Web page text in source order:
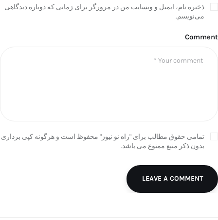
ذخیره نام، ایمیل و وبسایت من در مرورگر برای زمانی که دوباره دیدگاهی
می‌نویسم.
Comment
تمامی حقوق مطالب برای "راه نو نیوز" محفوظ است و هرگونه کپی برداری
بدون ذکر منبع ممنوع می باشد.
LEAVE A COMMENT